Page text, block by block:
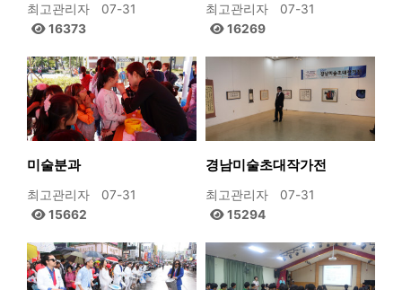
최고관리자
07-31
16373
최고관리자
07-31
16269
미술분과
최고관리자
07-31
15662
경남미술초대작가전
최고관리자
07-31
15294